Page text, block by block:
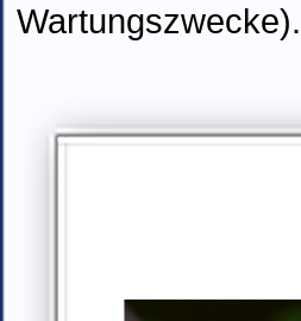
Wartungszwecke).